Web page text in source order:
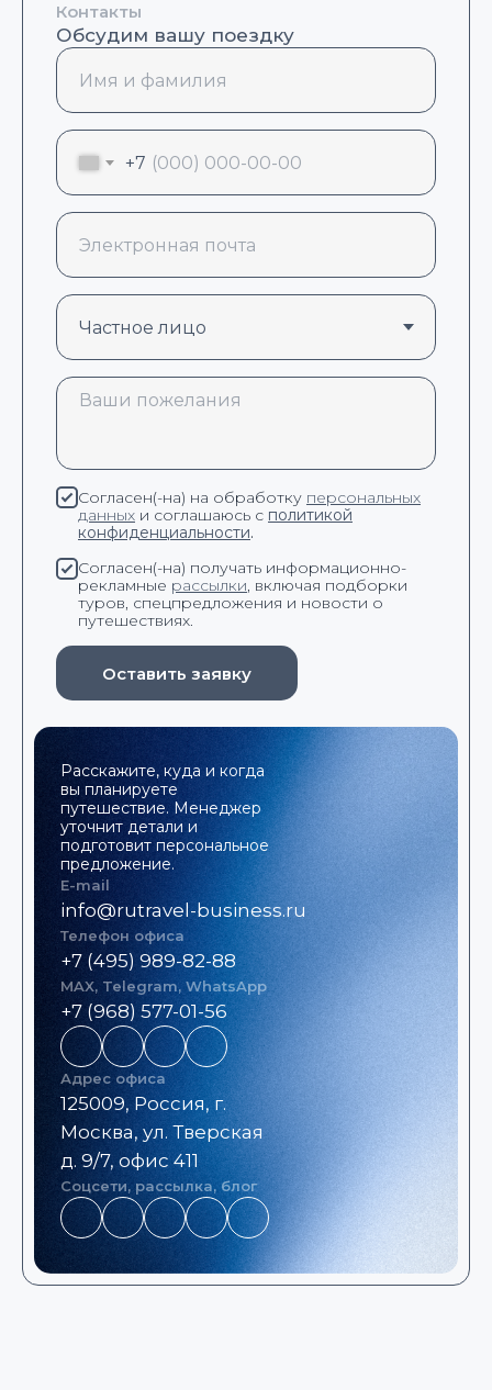
Расскажите, куда и когда
вы планируете
путешествие. Менеджер
уточнит детали и
подготовит персональное
предложение.
E-mail
info@rutravel-business.ru
Телефон офиса
+7 (495) 989-82-88
MAX, Telegram, WhatsApp
+7 (968) 577-01-56
Адрес офиса
125009, Россия, г.
Москва, ул. Тверская
д. 9/7, офис 411
Соцсети, рассылка, блог
Контакты
Обсудим вашу поездку
+7
Согласен(-на) на обработку персональных
данных и соглашаюсь с политикой
конфиденциальности.
Согласен(-на) получать информационно-
рекламные рассылки, включая подборки
туров, спецпредложения и новости о
путешествиях.
Оставить заявку